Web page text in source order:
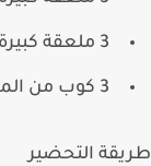
التحضير